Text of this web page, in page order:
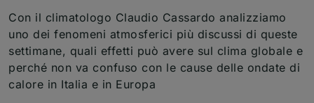
Con il climatologo Claudio Cassardo analizziamo
uno dei fenomeni atmosferici più discussi di queste
settimane, quali effetti può avere sul clima globale e
perché non va confuso con le cause delle ondate di
calore in Italia e in Europa